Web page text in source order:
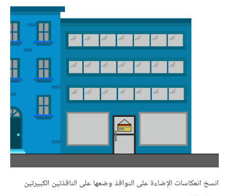
انسخ انعكاسات الإضاءة على النوافذ وضعها على النافذتين الكبيرتين